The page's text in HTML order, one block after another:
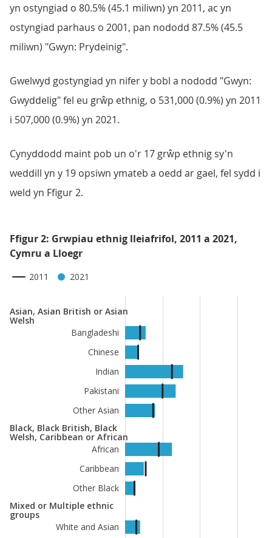
yn ostyngiad o 80.5% (45.1 miliwn) yn 2011, ac yn
ostyngiad parhaus o 2001, pan nododd 87.5% (45.5
miliwn) "Gwyn: Prydeinig".
Gwelwyd gostyngiad yn nifer y bobl a nododd "Gwyn:
Gwyddelig" fel eu grŵp ethnig, o 531,000 (0.9%) yn 2011
i 507,000 (0.9%) yn 2021.
Cynyddodd maint pob un o'r 17 grŵp ethnig sy'n
weddill yn y 19 opsiwn ymateb a oedd ar gael, fel sydd i
weld yn Ffigur 2.
Ffigur 2: Grwpiau ethnig lleiafrifol, 2011 a 2021,
Cymru a Lloegr